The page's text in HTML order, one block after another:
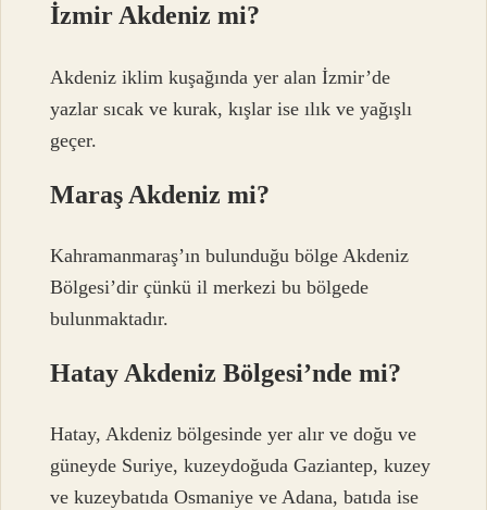
İzmir Akdeniz mi?
Akdeniz iklim kuşağında yer alan İzmir’de
yazlar sıcak ve kurak, kışlar ise ılık ve yağışlı
geçer.
Maraş Akdeniz mi?
Kahramanmaraş’ın bulunduğu bölge Akdeniz
Bölgesi’dir çünkü il merkezi bu bölgede
bulunmaktadır.
Hatay Akdeniz Bölgesi’nde mi?
Hatay, Akdeniz bölgesinde yer alır ve doğu ve
güneyde Suriye, kuzeydoğuda Gaziantep, kuzey
ve kuzeybatıda Osmaniye ve Adana, batıda ise